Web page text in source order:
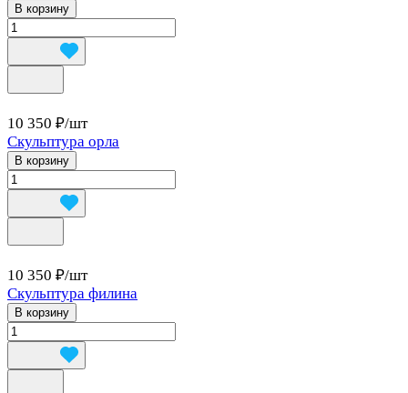
В корзину
10 350 ₽/шт
Скульптура орла
В корзину
10 350 ₽/шт
Скульптура филина
В корзину